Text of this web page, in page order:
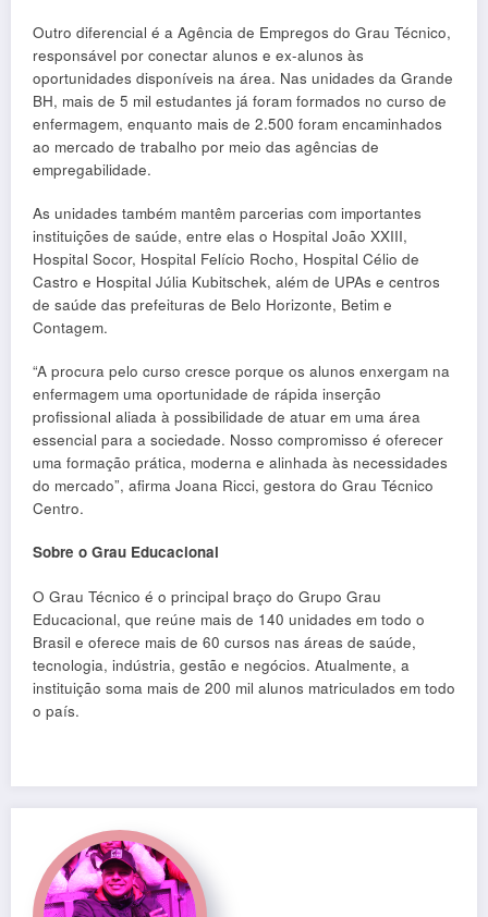
Outro diferencial é a Agência de Empregos do Grau Técnico,
responsável por conectar alunos e ex-alunos às
oportunidades disponíveis na área. Nas unidades da Grande
BH, mais de 5 mil estudantes já foram formados no curso de
enfermagem, enquanto mais de 2.500 foram encaminhados
ao mercado de trabalho por meio das agências de
empregabilidade.
As unidades também mantêm parcerias com importantes
instituições de saúde, entre elas o Hospital João XXIII,
Hospital Socor, Hospital Felício Rocho, Hospital Célio de
Castro e Hospital Júlia Kubitschek, além de UPAs e centros
de saúde das prefeituras de Belo Horizonte, Betim e
Contagem.
“A procura pelo curso cresce porque os alunos enxergam na
enfermagem uma oportunidade de rápida inserção
profissional aliada à possibilidade de atuar em uma área
essencial para a sociedade. Nosso compromisso é oferecer
uma formação prática, moderna e alinhada às necessidades
do mercado”, afirma Joana Ricci, gestora do Grau Técnico
Centro.
Sobre o Grau Educacional
O Grau Técnico é o principal braço do Grupo Grau
Educacional, que reúne mais de 140 unidades em todo o
Brasil e oferece mais de 60 cursos nas áreas de saúde,
tecnologia, indústria, gestão e negócios. Atualmente, a
instituição soma mais de 200 mil alunos matriculados em todo
o país.